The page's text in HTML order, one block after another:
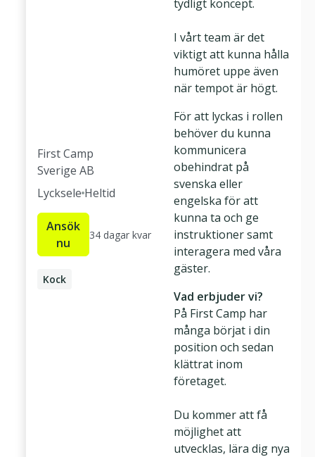
First Camp
Sverige AB
Lycksele Heltid
Ansök
nu
34 dagar kvar
Kock
tydligt koncept.
I vårt team är det
viktigt att kunna hålla
humöret uppe även
när tempot är högt.
För att lyckas i rollen
behöver du kunna
kommunicera
obehindrat på
svenska eller
engelska för att
kunna ta och ge
instruktioner samt
interagera med våra
gäster.
Vad erbjuder vi?
På First Camp har
många börjat i din
position och sedan
klättrat inom
företaget.
Du kommer att få
möjlighet att
utvecklas, lära dig nya